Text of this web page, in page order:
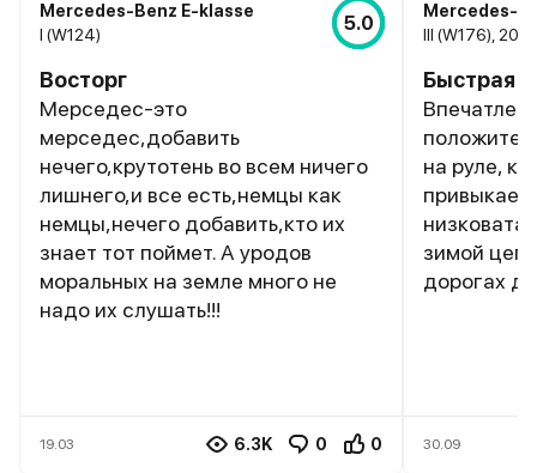
Mercedes-Benz E-klasse
I (W124)
5.0
Восторг
Мерседес-это
мерседес,добавить
нечего,крутотень во всем ничего
лишнего,и все есть,немцы как
немцы,нечего добавить,кто их
знает тот поймет. А уродов
моральных на земле много не
надо их слушать!!!
19.03 6.3K 0 0
Mercedes-
III (W176),
Быстрая
на руле, к
зимой
дорогах
30.09